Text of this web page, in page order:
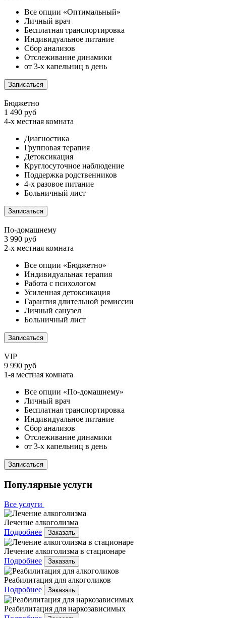
Все опции «Оптимальный»
Личный врач
Бесплатная транспортировка
Индивидуальное питание
Сбор анализов
Отслеживание динамики
от 3-х капельниц в день
Записаться
Бюджетно
1 490 руб
4-х местная комната
Диагностика
Групповая терапия
Детоксикация
Круглосуточное наблюдение
Поддержка родственников
4-х разовое питание
Больничный лист
Записаться
По-домашнему
3 990 руб
2-х местная комната
Все опции «Бюджетно»
Индивидуальная терапия
Работа с психологом
Усиленная детоксикация
Гарантия длительной ремиссии
Личный санузел
Больничный лист
Записаться
VIP
9 990 руб
1-я местная комната
Все опции «По-домашнему»
Личный врач
Бесплатная транспортировка
Индивидуальное питание
Сбор анализов
Отслеживание динамики
от 3-х капельниц в день
Записаться
Популярные услуги
Все услуги
Лечение алкоголизма
Подробнее
Заказать
Лечение алкоголизма в стационаре
Подробнее
Заказать
Реабилитация для алкоголиков
Подробнее
Заказать
Реабилитация для наркозависимых